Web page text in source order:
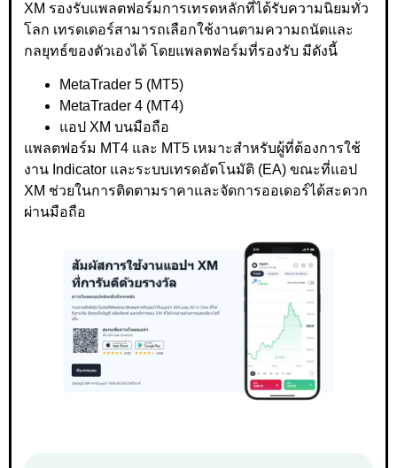
XM รองรับแพลตฟอร์มการเทรดหลักที่ได้รับความนิยมทั่ว
โลก เทรดเดอร์สามารถเลือกใช้งานตามความถนัดและ
กลยุทธ์ของตัวเองได้ โดยแพลตฟอร์มที่รองรับ มีดังนี้
MetaTrader 5 (MT5)
MetaTrader 4 (MT4)
แอป XM บนมือถือ
แพลตฟอร์ม MT4 และ MT5 เหมาะสำหรับผู้ที่ต้องการใช้
งาน Indicator และระบบเทรดอัตโนมัติ (EA) ขณะที่แอป
XM ช่วยในการติดตามราคาและจัดการออเดอร์ได้สะดวก
ผ่านมือถือ